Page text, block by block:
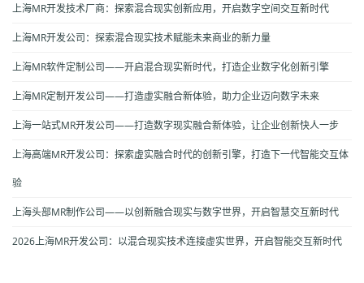
上海MR开发技术厂商：探索混合现实创新应用，开启数字空间交互新时代
上海MR开发公司：探索混合现实技术赋能未来商业的新力量
上海MR软件定制公司——开启混合现实新时代，打造企业数字化创新引擎
上海MR定制开发公司——打造虚实融合新体验，助力企业迈向数字未来
上海一站式MR开发公司——打造数字现实融合新体验，让企业创新快人一步
上海高端MR开发公司：探索虚实融合时代的创新引擎，打造下一代智能交互体
验
上海头部MR制作公司——以创新融合现实与数字世界，开启智慧交互新时代
2026上海MR开发公司：以混合现实技术连接虚实世界，开启智能交互新时代